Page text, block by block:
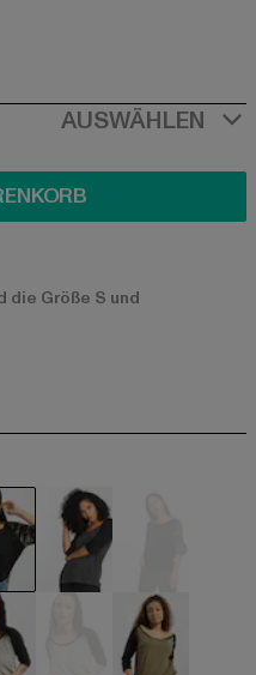
AUSWÄHLEN
die Größe S und
schwarzschwarz